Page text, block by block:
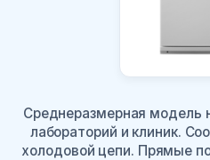
Среднеразмерная модель
лабораторий и клиник.
холодовой цепи. Прямые